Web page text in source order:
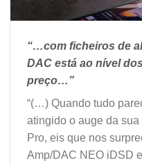
“…com ficheiros de
DAC está ao nível
preço…”
“(…) Quando tudo
atingido o auge da
Pro, eis que nos
Amp/DAC NEO iDSD